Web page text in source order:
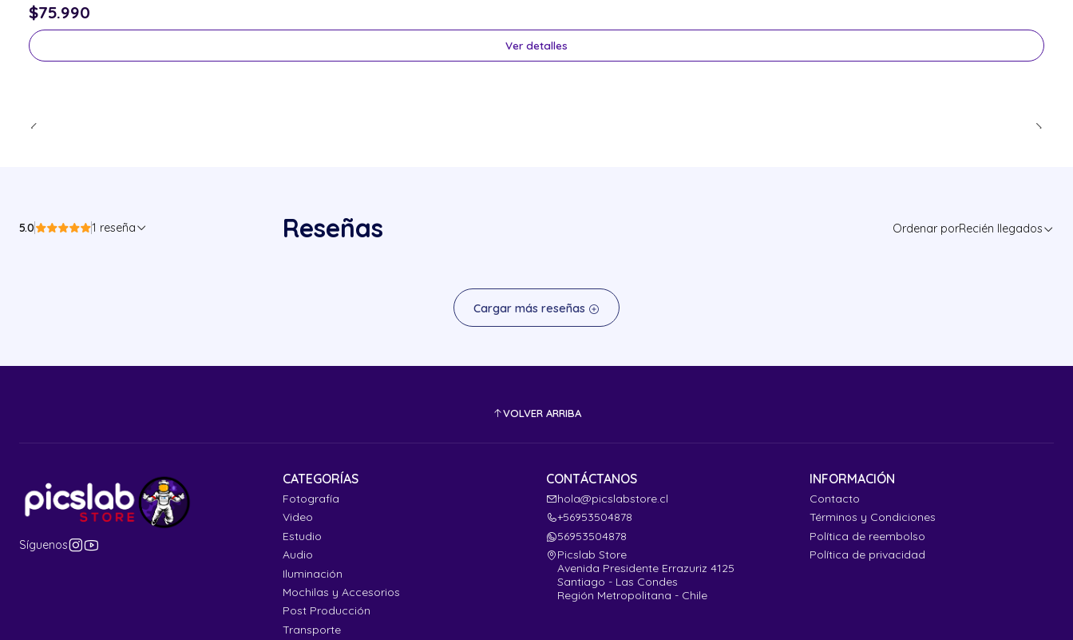
$75.990
Ver detalles
Reseñas
5.0 1 reseña Ordenar porRecién llegados
Cargar más reseñas
VOLVER ARRIBA
Síguenos
CATEGORÍAS
Fotografía
Video
Estudio
Audio
Iluminación
Mochilas y Accesorios
Post Producción
Transporte
CONTÁCTANOS
hola@picslabstore.cl
+56953504878
56953504878
Picslab Store
Avenida Presidente Errazuriz 4125
Santiago - Las Condes
Región Metropolitana - Chile
INFORMACIÓN
Contacto
Términos y Condiciones
Política de reembolso
Política de privacidad